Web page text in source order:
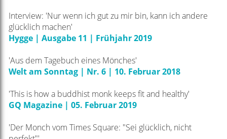
Interview: 'Nur wenn ich gut zu mir bin, kann ich andere
glücklich machen'
Hygge | Ausgabe 11 | Frühjahr 2019
'Aus dem Tagebuch eines Mönches'
Welt am Sonntag | Nr. 6 | 10. Februar 2018
'This is how a buddhist monk keeps fit and healthy'
GQ Magazine | 05. Februar 2019
'Der Monch vom Times Square: "Sei glücklich, nicht